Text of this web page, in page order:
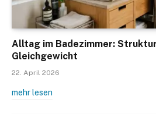
Alltag im Badezimmer:
Gleichgewicht
22. April 2026
mehr lesen